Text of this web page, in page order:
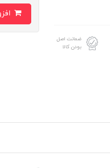
ضمانت اصل
بودن کالا